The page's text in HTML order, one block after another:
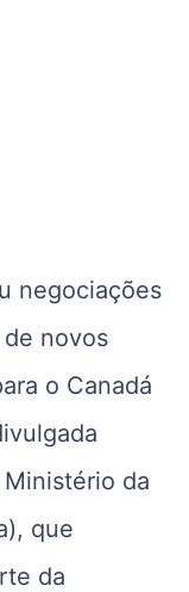
negociações
novos
o Canadá
da
que
da